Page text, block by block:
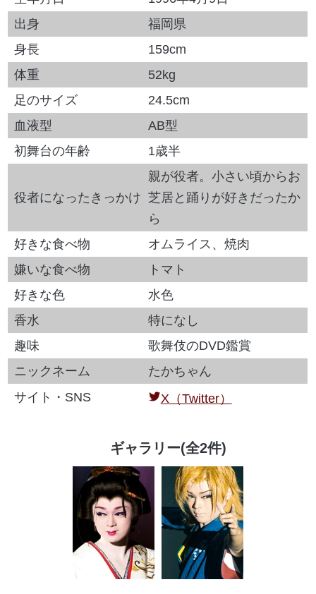
出身
福岡県
身長
159cm
体重
52kg
足のサイズ
24.5cm
血液型
AB型
初舞台の年齢
1歳半
役者になったきっかけ
親が役者。小さい頃からお
芝居と踊りが好きだったか
ら
好きな食べ物
オムライス、焼肉
嫌いな食べ物
トマト
好きな色
水色
香水
特になし
趣味
歌舞伎のDVD鑑賞
ニックネーム
たかちゃん
サイト・SNS
X（Twitter）
ギャラリー(全2件)